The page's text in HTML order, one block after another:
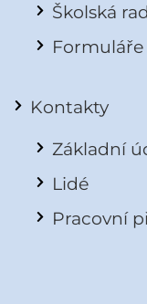
Školská
Kontakty
Základní
Lidé
Pracovní